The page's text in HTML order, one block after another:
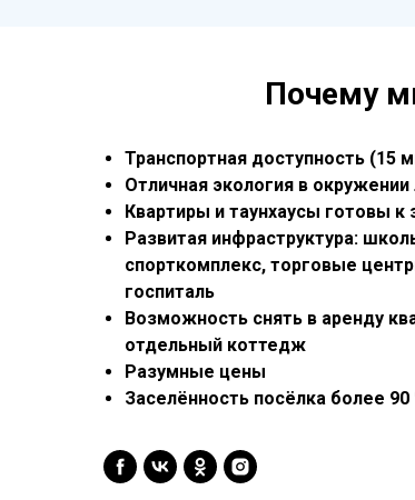
Почему
Транспортная доступность (15
Отличная экология в
Квартиры и таунхаусы готовы к
Развитая инфраструктура:
спорткомплекс, торговые
госпиталь
Возможность снять в аренду
отдельный коттедж
Разумные цены
Заселённость посёлка более 90